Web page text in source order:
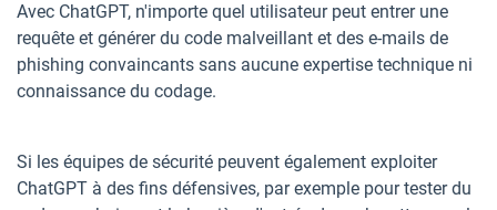
Avec ChatGPT, n'importe quel utilisateur peut entrer une
requête et générer du code malveillant et des e-mails de
phishing convaincants sans aucune expertise technique ni
connaissance du codage.
Si les équipes de sécurité peuvent également exploiter
ChatGPT à des fins défensives, par exemple pour tester du